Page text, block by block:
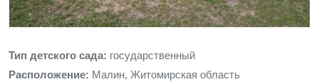
Тип детского сада: государственный
Расположение: Малин, Житомирская область